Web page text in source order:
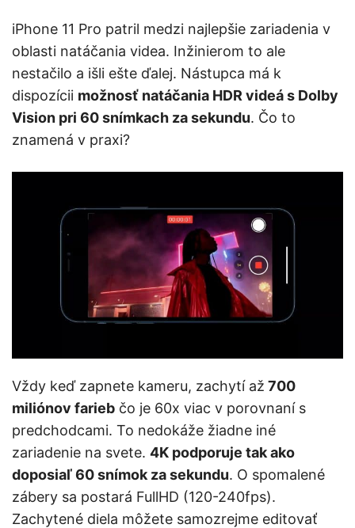
iPhone 11 Pro patril medzi najlepšie zariadenia v
oblasti natáčania videa. Inžinierom to ale
nestačilo a išli ešte ďalej. Nástupca má k
dispozícii možnosť natáčania HDR videá s Dolby
Vision pri 60 snímkach za sekundu. Čo to
znamená v praxi?
Vždy keď zapnete kameru, zachytí až 700
miliónov farieb čo je 60x viac v porovnaní s
predchodcami. To nedokáže žiadne iné
zariadenie na svete. 4K podporuje tak ako
doposiaľ 60 snímok za sekundu. O spomalené
zábery sa postará FullHD (120-240fps).
Zachytené diela môžete samozrejme editovať